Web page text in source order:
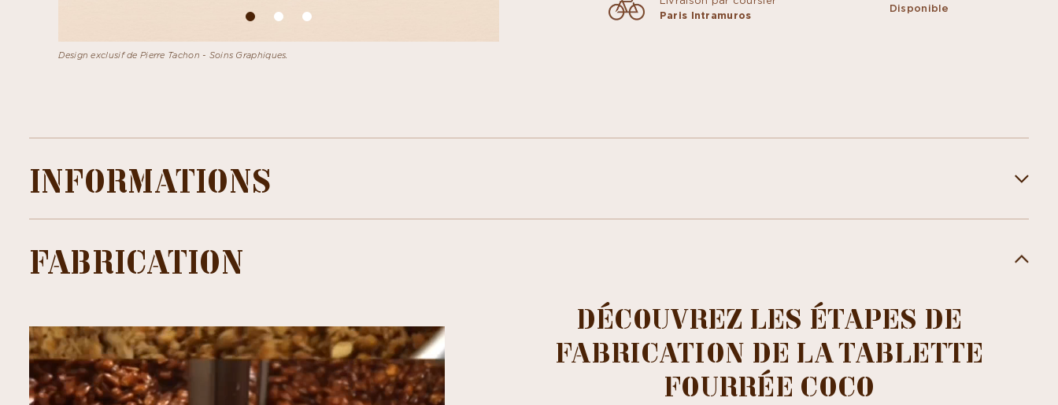
Design exclusif de Pierre Tachon - Soins Graphiques.
Paris Intramuros
Disponible
INFORMATIONS
FABRICATION
DÉCOUVREZ LES ÉTAPES DE
FABRICATION DE LA TABLETTE
FOURRÉE COCO